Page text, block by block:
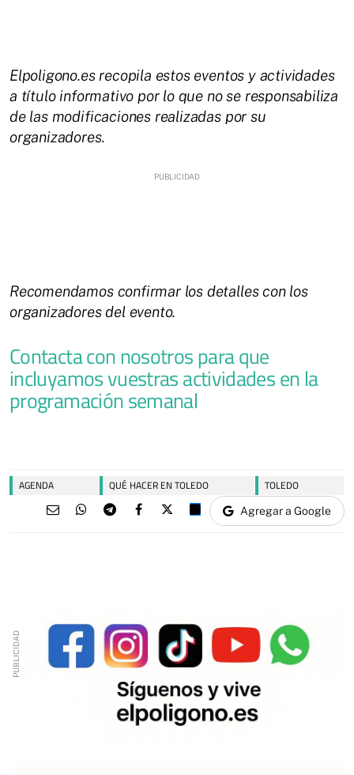
Elpoligono.es recopila estos eventos y actividades
a título informativo por lo que no se responsabiliza
de las modificaciones realizadas por su
organizadores.
Recomendamos confirmar los detalles con los
organizadores del evento.
Contacta con nosotros para que
incluyamos vuestras actividades en la
programación semanal
AGENDA QUÉ HACER EN TOLEDO TOLEDO
Agregar a Google